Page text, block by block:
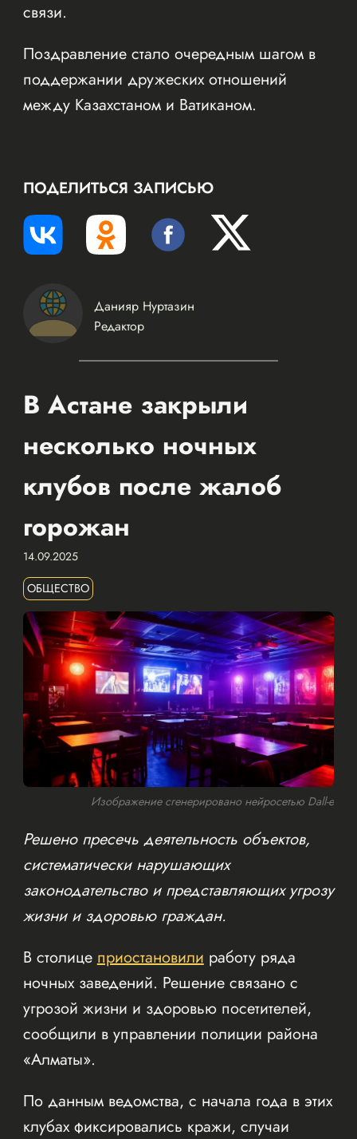
связи.
Поздравление стало очередным шагом в
поддержании дружеских отношений
между Казахстаном и Ватиканом.
ПОДЕЛИТЬСЯ ЗАПИСЬЮ
Данияр Нуртазин
Редактор
В Астане закрыли
несколько ночных
клубов после жалоб
горожан
14.09.2025
ОБЩЕСТВО
Изображение сгенерировано нейросетью Dall-e
Решено пресечь деятельность объектов,
систематически нарушающих
законодательство и представляющих угрозу
жизни и здоровью граждан.
В столице приостановили работу ряда
ночных заведений. Решение связано с
угрозой жизни и здоровью посетителей,
сообщили в управлении полиции района
«Алматы».
По данным ведомства, с начала года в этих
клубах фиксировались кражи, случаи